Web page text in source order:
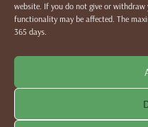
website. If you do not give or
functionality may be affected. The
365 days.